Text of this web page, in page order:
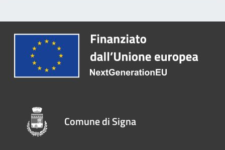
Comune di Signa